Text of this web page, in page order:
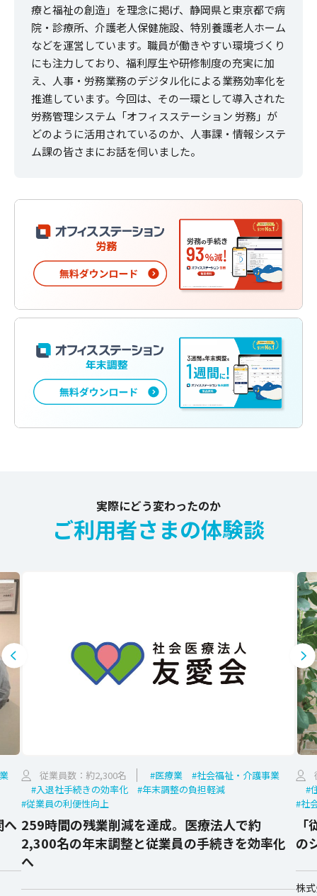
療と福祉の創造」を理念に掲げ、静岡県と東京都で病
院・診療所、介護老人保健施設、特別養護老人ホーム
などを運営しています。職員が働きやすい環境づくり
にも注力しており、福利厚生や研修制度の充実に加
え、人事・労務業務のデジタル化による業務効率化を
推進しています。今回は、その一環として導入された
労務管理システム「オフィスステーション 労務」が
どのように活用されているのか、人事課・情報システ
ム課の皆さまにお話を伺いました。
実際にどう変わったのか
ご利用者さまの体験談
へ
従業員数：約2,300名 #医療業
#社会福祉・介護事業
#入退社手続きの効率化
#年末調整の負担軽減
#従業員の利便性向上
259時間の残業削減を達成。医療法人で約
2,300名の年末調整と従業員の手続きを効率化
へ
#
#社
の
株